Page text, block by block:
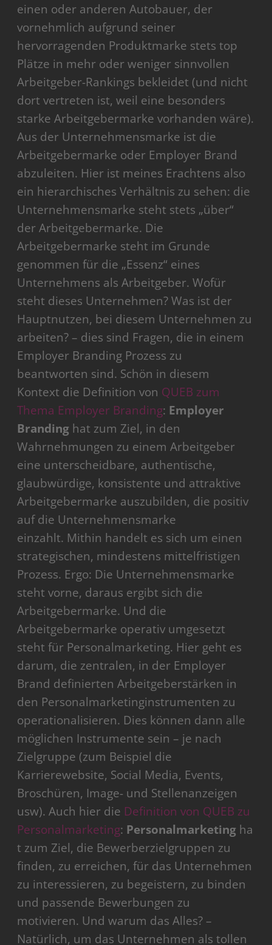
einen oder anderen Autobauer, der
vornehmlich aufgrund seiner
hervorragenden Produktmarke stets top
Plätze in mehr oder weniger sinnvollen
Arbeitgeber-Rankings bekleidet (und nicht
dort vertreten ist, weil eine besonders
starke Arbeitgebermarke vorhanden wäre).
Aus der Unternehmensmarke ist die
Arbeitgebermarke oder Employer Brand
abzuleiten. Hier ist meines Erachtens also
ein hierarchisches Verhältnis zu sehen: die
Unternehmensmarke steht stets „über“
der Arbeitgebermarke. Die
Arbeitgebermarke steht im Grunde
genommen für die „Essenz“ eines
Unternehmens als Arbeitgeber. Wofür
steht dieses Unternehmen? Was ist der
Hauptnutzen, bei diesem Unternehmen zu
arbeiten? – dies sind Fragen, die in einem
Employer Branding Prozess zu
beantworten sind. Schön in diesem
Kontext die Definition von QUEB zum
Thema Employer Branding: Employer
Branding hat zum Ziel, in den
Wahrnehmungen zu einem Arbeitgeber
eine unterscheidbare, authentische,
glaubwürdige, konsistente und attraktive
Arbeitgebermarke auszubilden, die positiv
auf die Unternehmensmarke
einzahlt. Mithin handelt es sich um einen
strategischen, mindestens mittelfristigen
Prozess. Ergo: Die Unternehmensmarke
steht vorne, daraus ergibt sich die
Arbeitgebermarke. Und die
Arbeitgebermarke operativ umgesetzt
steht für Personalmarketing. Hier geht es
darum, die zentralen, in der Employer
Brand definierten Arbeitgeberstärken in
den Personalmarketinginstrumenten zu
operationalisieren. Dies können dann alle
möglichen Instrumente sein – je nach
Zielgruppe (zum Beispiel die
Karrierewebsite, Social Media, Events,
Broschüren, Image- und Stellenanzeigen
usw). Auch hier die Definition von QUEB zu
Personalmarketing: Personalmarketing ha
t zum Ziel, die Bewerberzielgruppen zu
finden, zu erreichen, für das Unternehmen
zu interessieren, zu begeistern, zu binden
und passende Bewerbungen zu
motivieren. Und warum das Alles? –
Natürlich, um das Unternehmen als tollen